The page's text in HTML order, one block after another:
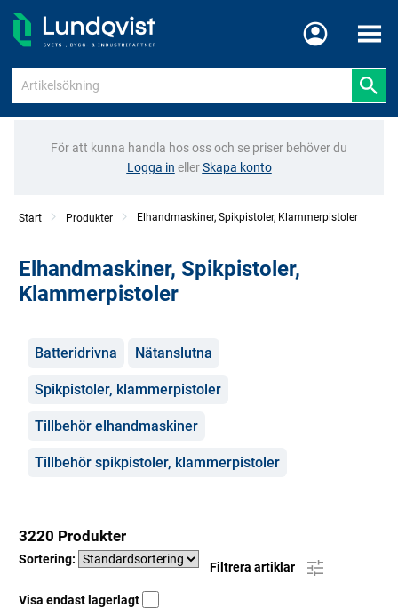
Meny
För att kunna handla hos oss och se priser behöver du
Logga in ellerSkapa konto
Start Produkter Elhandmaskiner, Spikpistoler, Klammerpistoler
Elhandmaskiner, Spikpistoler,
Klammerpistoler
Kategorier
Batteridrivna Nätanslutna
Spikpistoler, klammerpistoler
Tillbehör elhandmaskiner
Tillbehör spikpistoler, klammerpistoler
3220 Produkter
Sortering:
Filtrera artiklar
Visa endast lagerlagt